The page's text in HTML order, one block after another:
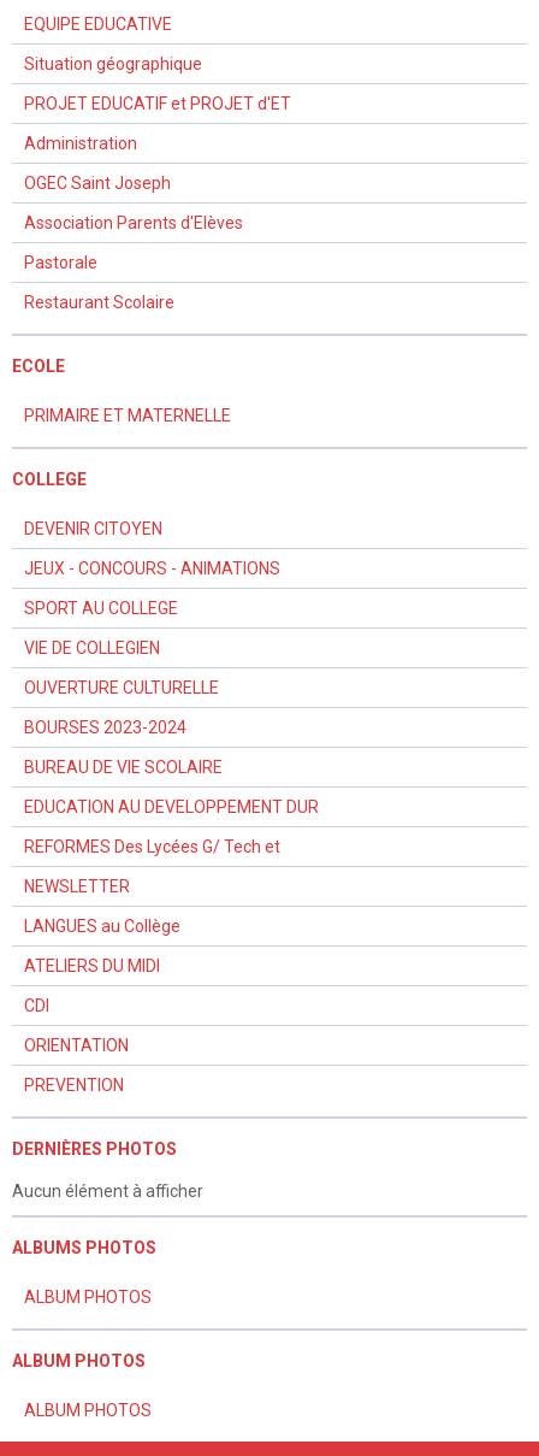
EQUIPE EDUCATIVE
Situation géographique
PROJET EDUCATIF et PROJET d'ET
Administration
OGEC Saint Joseph
Association Parents d'Elèves
Pastorale
Restaurant Scolaire
ECOLE
PRIMAIRE ET MATERNELLE
COLLEGE
DEVENIR CITOYEN
JEUX - CONCOURS - ANIMATIONS
SPORT AU COLLEGE
VIE DE COLLEGIEN
OUVERTURE CULTURELLE
BOURSES 2023-2024
BUREAU DE VIE SCOLAIRE
EDUCATION AU DEVELOPPEMENT DUR
REFORMES Des Lycées G/ Tech et
NEWSLETTER
LANGUES au Collège
ATELIERS DU MIDI
CDI
ORIENTATION
PREVENTION
DERNIÈRES PHOTOS
Aucun élément à afficher
ALBUMS PHOTOS
ALBUM PHOTOS
ALBUM PHOTOS
ALBUM PHOTOS